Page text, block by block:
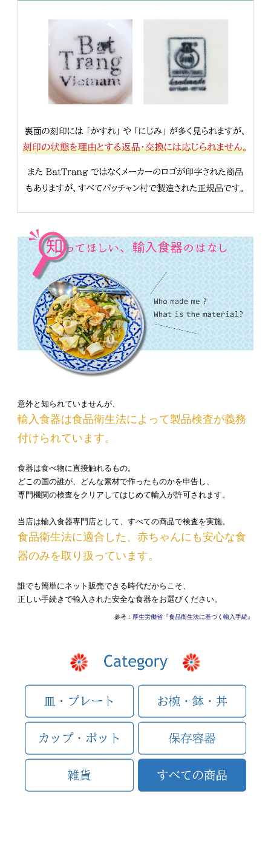
意外と知られていませんが、
輸入食器は食品衛生法によって製品検査が義務
付けられています。
食器は食べ物に直接触れるもの。
どこの国の誰が、どんな素材で作ったものかを申告し、
専門機関の検査をクリアしてはじめて輸入が許可されます。
当店は輸入食器専門店として、すべての商品で検査を実施。
食品衛生法に適合した、赤ちゃんにも安心な食
器のみを取り扱っています。
誰でも簡単にネット販売できる時代だからこそ、
正しい手続きで輸入された安全な食器をお選びください。
参考： 厚生労働省『食品衛生法に基づく輸入手続』